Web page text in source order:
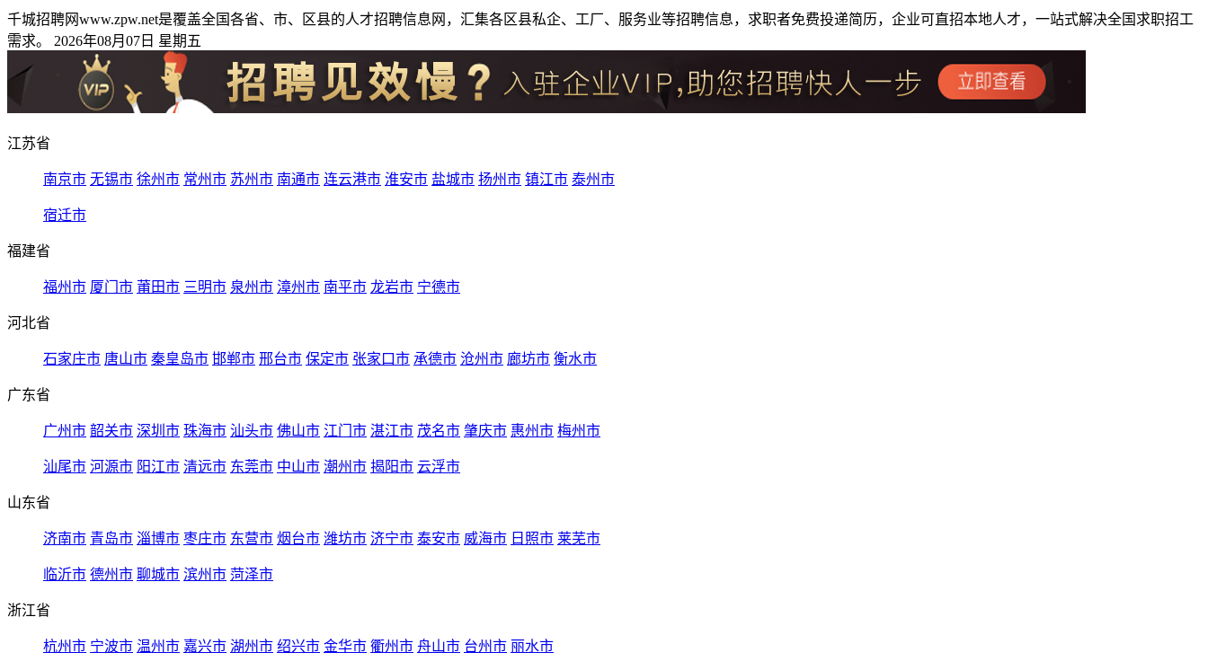
千城招聘网www.zpw.net是覆盖全国各省、市、区县的人才招聘信息网，汇集各区县私企、工厂、服务业等招聘信息，求职者免费投递简历，企业可直招本地人才，一站式解决全国求职招工
需求。 2026年08月07日 星期五
江苏省
南京市 无锡市 徐州市 常州市 苏州市 南通市 连云港市 淮安市 盐城市 扬州市 镇江市 泰州市
宿迁市
福建省
福州市 厦门市 莆田市 三明市 泉州市 漳州市 南平市 龙岩市 宁德市
河北省
石家庄市 唐山市 秦皇岛市 邯郸市 邢台市 保定市 张家口市 承德市 沧州市 廊坊市 衡水市
广东省
广州市 韶关市 深圳市 珠海市 汕头市 佛山市 江门市 湛江市 茂名市 肇庆市 惠州市 梅州市
汕尾市 河源市 阳江市 清远市 东莞市 中山市 潮州市 揭阳市 云浮市
山东省
济南市 青岛市 淄博市 枣庄市 东营市 烟台市 潍坊市 济宁市 泰安市 威海市 日照市 莱芜市
临沂市 德州市 聊城市 滨州市 菏泽市
浙江省
杭州市 宁波市 温州市 嘉兴市 湖州市 绍兴市 金华市 衢州市 舟山市 台州市 丽水市